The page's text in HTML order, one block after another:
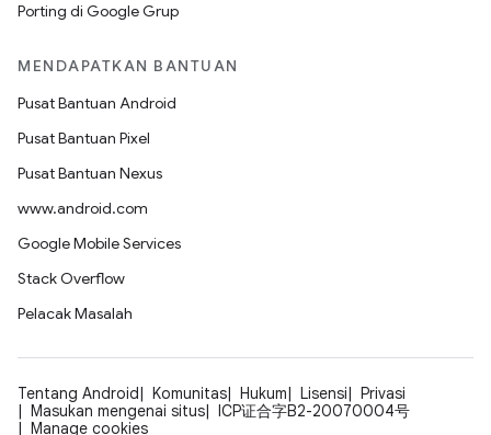
Porting di Google Grup
MENDAPATKAN BANTUAN
Pusat Bantuan Android
Pusat Bantuan Pixel
Pusat Bantuan Nexus
www.android.com
Google Mobile Services
Stack Overflow
Pelacak Masalah
Tentang Android Komunitas Hukum Lisensi
Privasi
Masukan mengenai situs
ICP证合字B2-20070004号
Manage cookies